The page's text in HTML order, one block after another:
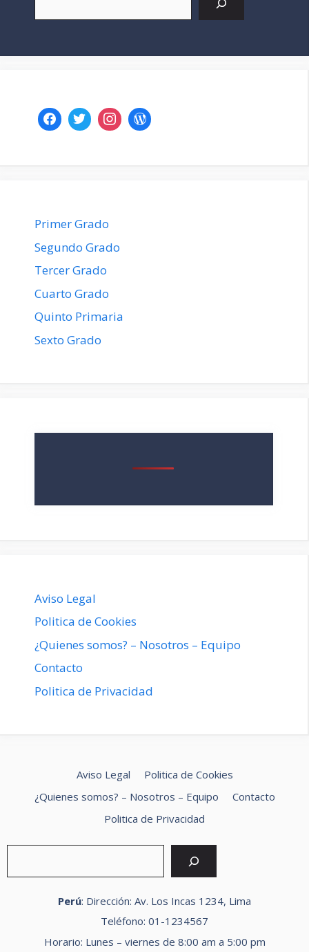
Primer Grado
Segundo Grado
Tercer Grado
Cuarto Grado
Quinto Primaria
Sexto Grado
Aviso Legal
Politica de Cookies
¿Quienes somos? – Nosotros – Equipo
Contacto
Politica de Privacidad
Aviso Legal
Politica de Cookies
¿Quienes somos? – Nosotros – Equipo
Contacto
Politica de Privacidad
Perú: Dirección: Av. Los Incas 1234, Lima
Teléfono: 01-1234567
Horario: Lunes – viernes de 8:00 am a 5:00 pm